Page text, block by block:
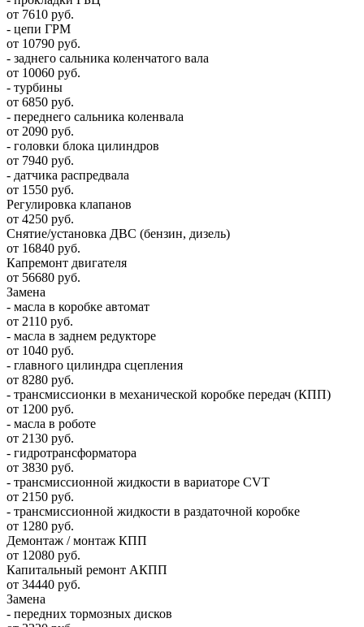
от 7610 руб.
- цепи ГРМ
от 10790 руб.
- заднего сальника коленчатого вала
от 10060 руб.
- турбины
от 6850 руб.
- переднего сальника коленвала
от 2090 руб.
- головки блока цилиндров
от 7940 руб.
- датчика распредвала
от 1550 руб.
Регулировка клапанов
от 4250 руб.
Снятие/установка ДВС (бензин, дизель)
от 16840 руб.
Капремонт двигателя
от 56680 руб.
Замена
- масла в коробке автомат
от 2110 руб.
- масла в заднем редукторе
от 1040 руб.
- главного цилиндра сцепления
от 8280 руб.
- трансмиссионки в механической коробке передач (КПП)
от 1200 руб.
- масла в роботе
от 2130 руб.
- гидротрансформатора
от 3830 руб.
- трансмиссионной жидкости в вариаторе CVT
от 2150 руб.
- трансмиссионной жидкости в раздаточной коробке
от 1280 руб.
Демонтаж / монтаж КПП
от 12080 руб.
Капитальный ремонт АКПП
от 34440 руб.
Замена
- передних тормозных дисков